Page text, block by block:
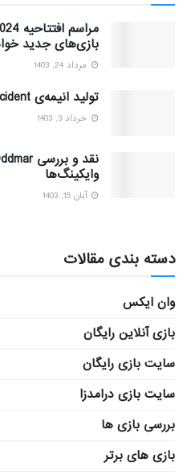
بازی‌های جدید
مرداد 24, 1403
تولید انیمه‌ی The Darwin Incident
خرداد 3, 1403
وایکینگ‌ها
آبان 15, 1403
دسته بندی مقالات
وان ایکس
بازی آنلاین رایگان
سایت بازی رایگان
سایت بازی درامدزا
بررسی بازی ها
بازی های برتر